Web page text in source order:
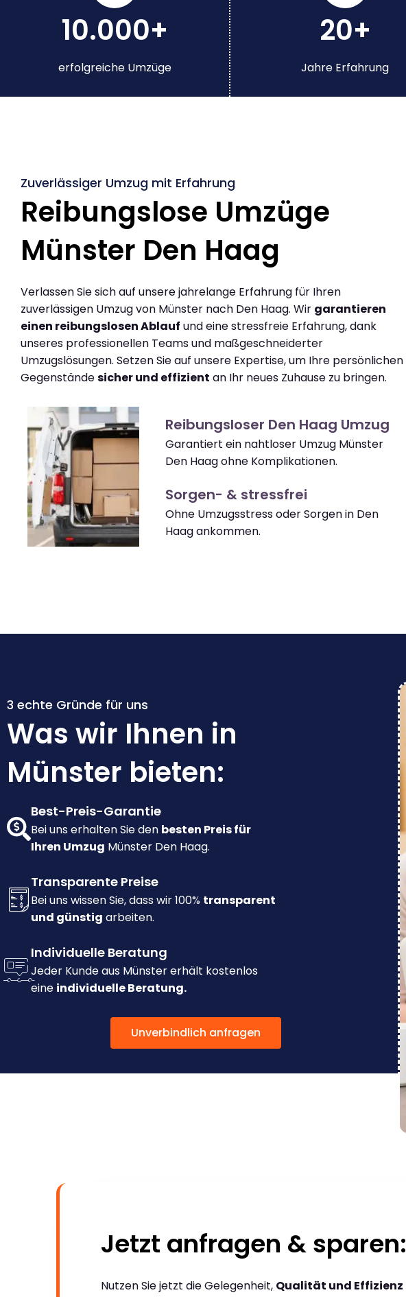
10.000+
erfolgreiche Umzüge
20+
Jahre Erfahrung
Zuverlässiger Umzug mit Erfahrung
Reibungslose Umzüge
Münster Den Haag
Verlassen Sie sich auf unsere jahrelange Erfahrung für Ihren
zuverlässigen Umzug von Münster nach Den Haag. Wir garantieren
einen reibungslosen Ablauf und eine stressfreie Erfahrung, dank
unseres professionellen Teams und maßgeschneiderter
Umzugslösungen. Setzen Sie auf unsere Expertise, um Ihre persönlichen
Gegenständesicher und effizient an Ihr neues Zuhause zu bringen.
Reibungsloser Den Haag Umzug
Garantiert ein nahtloser Umzug Münster
Den Haag ohne Komplikationen.
Sorgen- & stressfrei
Ohne Umzugsstress oder Sorgen in Den
Haag ankommen.
3 echte Gründe für uns
Was wir Ihnen in
Münster bieten:
Best-Preis-Garantie
Bei uns erhalten Sie den besten Preis für
Ihren Umzug Münster Den Haag.
Transparente Preise
Bei uns wissen Sie, dass wir 100% transparent
und günstig arbeiten.
Individuelle Beratung
Jeder Kunde aus Münster erhält kostenlos
eine individuelle Beratung.
Unverbindlich anfragen
Jetzt anfragen & sparen:
Nutzen Sie jetzt die Gelegenheit, Qualität und Effizienz